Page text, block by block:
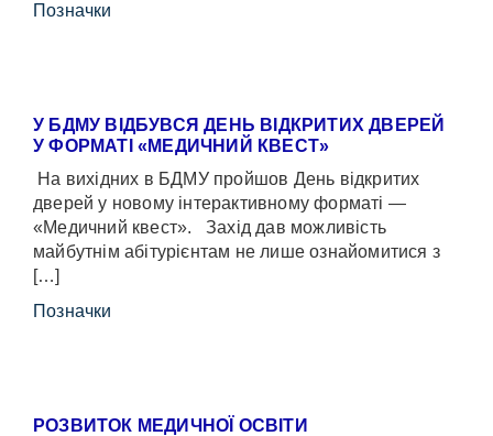
Позначки
У БДМУ ВІДБУВСЯ ДЕНЬ ВІДКРИТИХ ДВЕРЕЙ
У ФОРМАТІ «МЕДИЧНИЙ КВЕСТ»
На вихідних в БДМУ пройшов День відкритих
дверей у новому інтерактивному форматі —
«Медичний квест». Захід дав можливість
майбутнім абітурієнтам не лише ознайомитися з
[…]
Позначки
РОЗВИТОК МЕДИЧНОЇ ОСВІТИ